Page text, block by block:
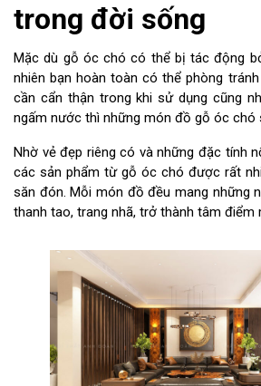
trong đời sống
Mặc dù gỗ óc chó có thể bị tác động
nhiên bạn hoàn toàn có thể phòng
cần cẩn thận trong khi sử dụng cũng
ngấm nước thì những món đồ gỗ óc chó
Nhờ vẻ đẹp riêng có và những đặc tính
các sản phẩm từ gỗ óc chó được rất
săn đón. Mỗi món đồ đều mang những
thanh tao, trang nhã, trở thành tâm điểm